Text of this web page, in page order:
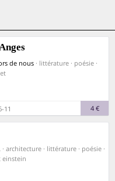
de nous · littérature · poésie ·
11 4 €
· architecture · littérature · poésie ·
einstein